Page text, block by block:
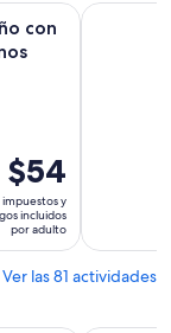
con
El
precio
es
de
por
$54
impuestos y
incluidos
por adulto
en Buenos Aires
Buenos
Ver las 81 actividades